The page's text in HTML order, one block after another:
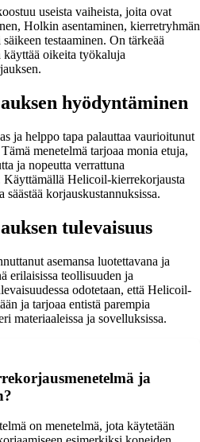
useista vaiheista, joita ovat
Holkin asentaminen, kierretryhmän
testaaminen. On tärkeää
käyttää oikeita työkaluja
hyödyntäminen
ja helppo tapa palauttaa vaurioitunut
menetelmä tarjoaa monia etuja,
ja nopeutta verrattuna
Helicoil-kierrekorjausta
korjauskustannuksissa.
tulevaisuus
asemansa luotettavana ja
erilaisissa teollisuuden ja
odotetaan, että Helicoil-
ja tarjoaa entistä parempia
materiaaleissa ja sovelluksissa.
ja
on menetelmä, jota käytetään